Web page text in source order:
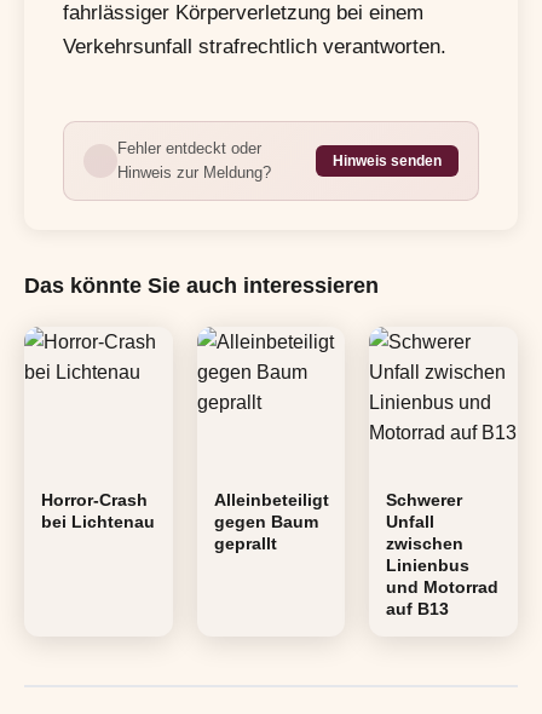
fahrlässiger Körperverletzung bei einem
Verkehrsunfall strafrechtlich verantworten.
Fehler entdeckt oder
Hinweis zur Meldung?
Hinweis senden
Das könnte Sie auch interessieren
Horror-Crash
bei Lichtenau
Alleinbeteiligt
gegen Baum
geprallt
Schwerer
Unfall
zwischen
Linienbus
und Motorrad
auf B13